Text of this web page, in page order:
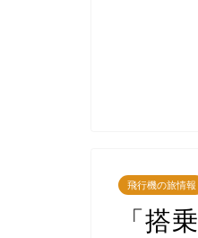
飛行機の旅情報
「搭